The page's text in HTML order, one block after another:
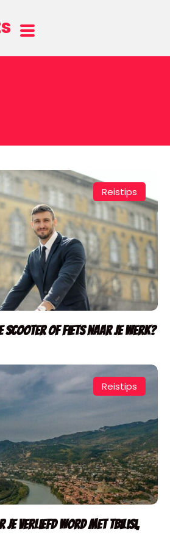
Reistips
scooter of fiets naar je werk?
Reistips
je verliefd word met Tbilisi,